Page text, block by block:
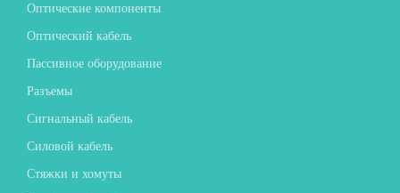
Оптические компоненты
Оптический кабель
Пассивное оборудование
Разъемы
Сигнальный кабель
Силовой кабель
Стяжки и хомуты